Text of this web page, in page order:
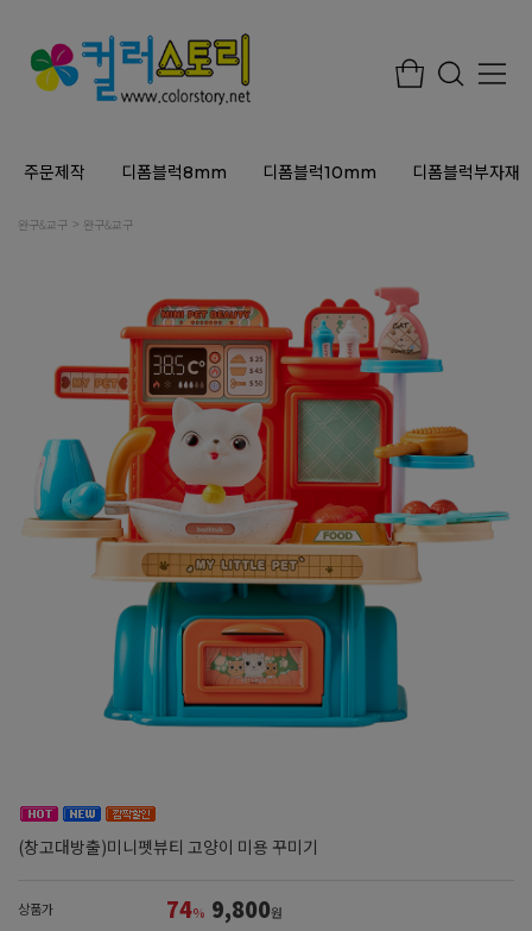
주문제작 디폼블럭8mm 디폼블럭10mm 디폼블럭부자재
완구&교구 완구&교구
(창고대방출)미니펫뷰티 고양이 미용 꾸미기
상품가 74% 9,800원